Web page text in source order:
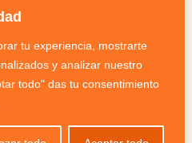
tu experiencia, mostrarte
y analizar nuestro
todo" das tu consentimiento
en derecho
Condiciones y